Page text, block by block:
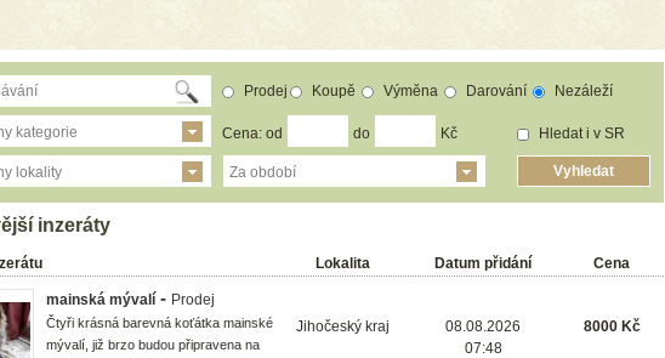
kategorie
lokality
Prodej Koupě Výměna Darování Nezáleží
Cena: od do Kč
Za období
Hledat i v SR
inzeráty
Cena
Datum přidání
Lokalita
mainská mývalí- Prodej
Čtyři krásná barevná koťátka mainské
mývalí, již brzo budou připravena na
8000 Kč
08.08.2026
07:48
Jihočeský kraj